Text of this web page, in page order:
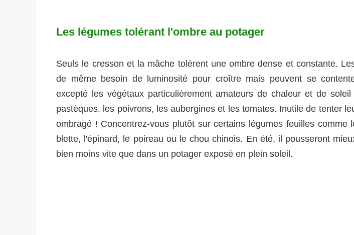
Les légumes tolérant l'ombre au potager
Seuls le cresson et la mâche tolèrent une ombre dense et constante.
de même besoin de luminosité pour croître mais peuvent se
excepté les végétaux particulièrement amateurs de chaleur et de
pastèques, les poivrons, les aubergines et les tomates. Inutile de tenter
ombragé ! Concentrez-vous plutôt sur certains légumes feuilles comme
blette, l'épinard, le poireau ou le chou chinois. En été, il pousseront
bien moins vite que dans un potager exposé en plein soleil.